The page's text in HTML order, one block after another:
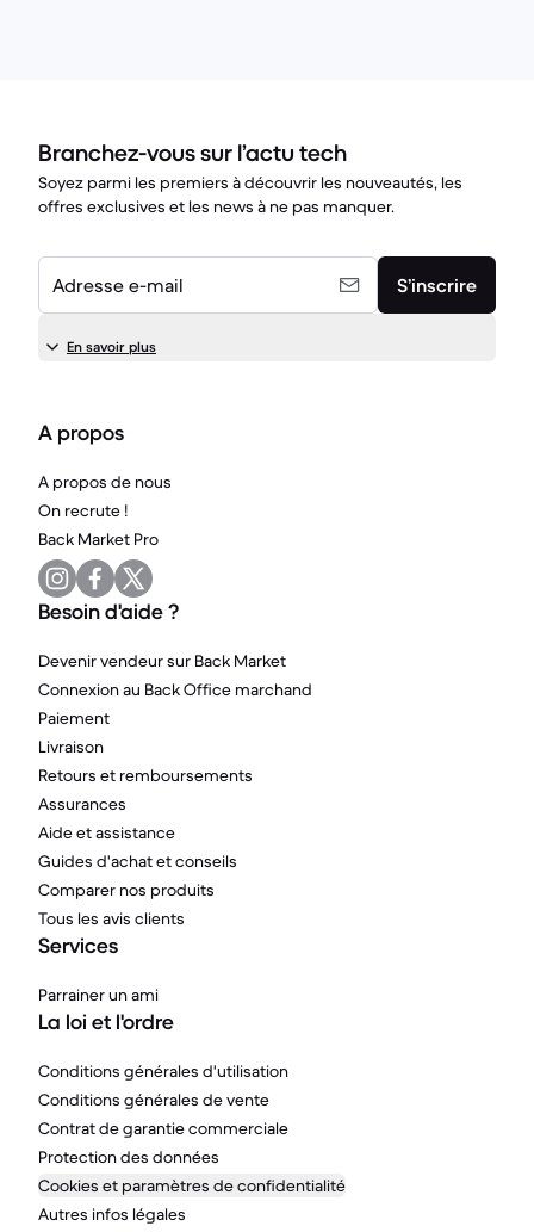
Branchez-vous sur l’actu tech
Soyez parmi les premiers à découvrir les nouveautés, les
offres exclusives et les news à ne pas manquer.
Adresse e-mail S’inscrire
En savoir plus
A propos
A propos de nous
On recrute !
Back Market Pro
Besoin d'aide ?
Devenir vendeur sur Back Market
Connexion au Back Office marchand
Paiement
Livraison
Retours et remboursements
Assurances
Aide et assistance
Guides d'achat et conseils
Comparer nos produits
Tous les avis clients
Services
Parrainer un ami
La loi et l'ordre
Conditions générales d'utilisation
Conditions générales de vente
Contrat de garantie commerciale
Protection des données
Cookies et paramètres de confidentialité
Autres infos légales